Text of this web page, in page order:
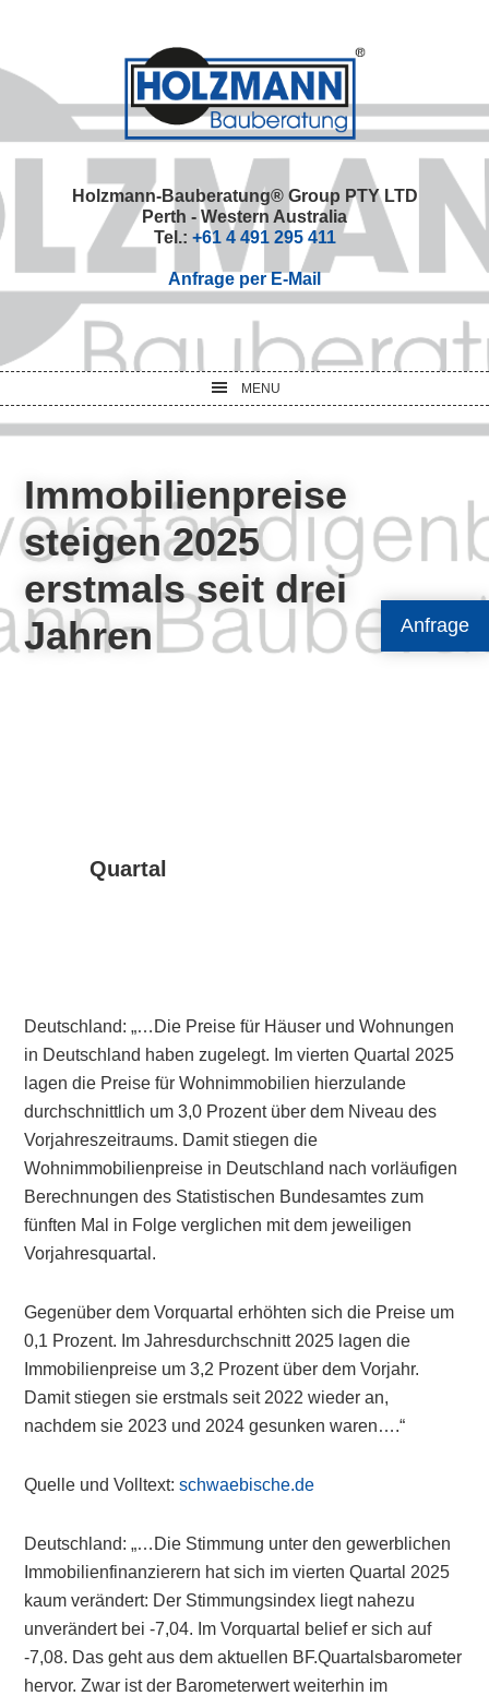
Anfrage
primary
navigation
main
content
primary
sidebar
footer
Holzmann-Bauberatung® Group PTY LTD
Perth - Western Australia
Tel.: +61 4 491 295 411
Anfrage per E-Mail
MENU
Immobilienpreise
steigen 2025
erstmals seit drei
Jahren
Quartal
Deutschland: „…Die Preise für Häuser und Wohnungen
in Deutschland haben zugelegt. Im vierten Quartal 2025
lagen die Preise für Wohnimmobilien hierzulande
durchschnittlich um 3,0 Prozent über dem Niveau des
Vorjahreszeitraums. Damit stiegen die
Wohnimmobilienpreise in Deutschland nach vorläufigen
Berechnungen des Statistischen Bundesamtes zum
fünften Mal in Folge verglichen mit dem jeweiligen
Vorjahresquartal.
Gegenüber dem Vorquartal erhöhten sich die Preise um
0,1 Prozent. Im Jahresdurchschnitt 2025 lagen die
Immobilienpreise um 3,2 Prozent über dem Vorjahr.
Damit stiegen sie erstmals seit 2022 wieder an,
nachdem sie 2023 und 2024 gesunken waren….“
Quelle und Volltext:schwaebische.de
Deutschland: „…Die Stimmung unter den gewerblichen
Immobilienfinanzierern hat sich im vierten Quartal 2025
kaum verändert: Der Stimmungsindex liegt nahezu
unverändert bei -7,04. Im Vorquartal belief er sich auf
-7,08. Das geht aus dem aktuellen BF.Quartalsbarometer
hervor. Zwar ist der Barometerwert weiterhin im